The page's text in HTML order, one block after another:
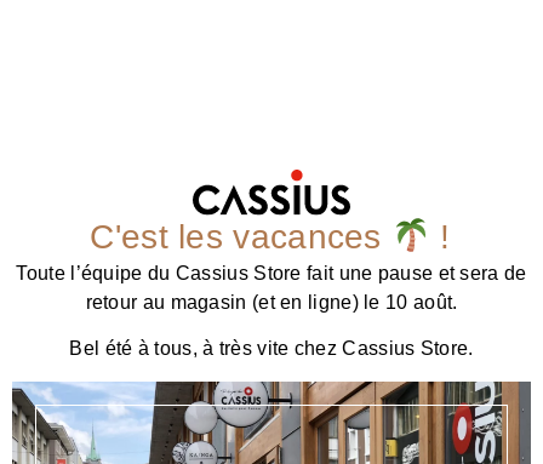
C'est les vacances !
Toute l’équipe du Cassius Store fait une pause et sera de
retour au magasin (et en ligne) le 10 août.
Bel été à tous, à très vite chez Cassius Store.